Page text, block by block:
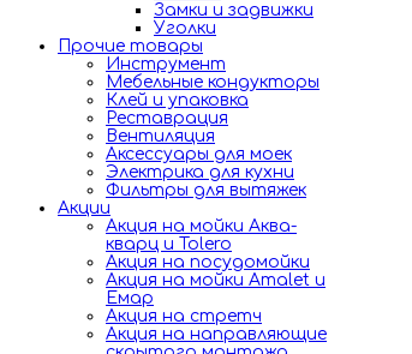
Замки и задвижки
Уголки
Прочие товары
Инструмент
Мебельные кондукторы
Клей и упаковка
Реставрация
Вентиляция
Аксессуары для моек
Электрика для кухни
Фильтры для вытяжек
Акции
Акция на мойки Аква-
кварц и Tolero
Акция на посудомойки
Акция на мойки Amalet и
Емар
Акция на стретч
Акция на направляющие